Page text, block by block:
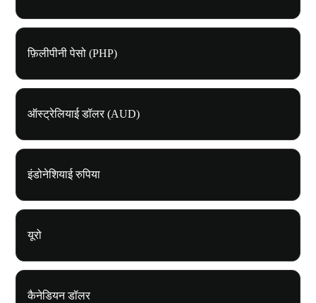
फ़िलीपीनी पेसो (PHP)
ऑस्ट्रेलियाई डॉलर (AUD)
इंडोनेशियाई रुपिया
यूरो
कैनेडियन डॉलर